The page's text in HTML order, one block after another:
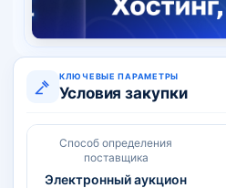
КЛЮЧЕВЫЕ ПАРАМЕТРЫ
Условия закупки
Способ определения
поставщика
Электронный аукцион